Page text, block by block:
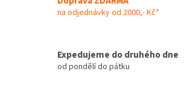
d
p
na odjednávky od 2000,- Kč*
Expedujeme do druhého dne
od pondělí do pátku